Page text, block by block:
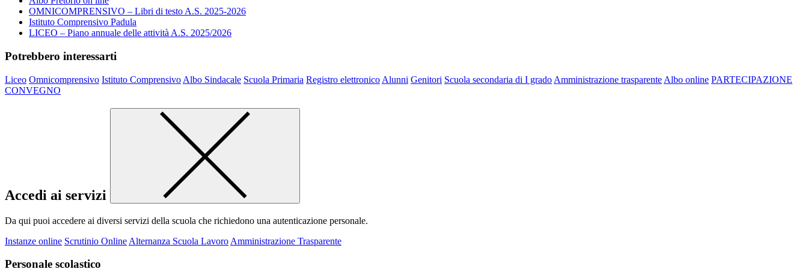
OMNICOMPRENSIVO – Libri di testo A.S. 2025-2026
Istituto Comprensivo Padula
LICEO – Piano annuale delle attività A.S. 2025/2026
Potrebbero interessarti
Liceo Omnicomprensivo Istituto Comprensivo Albo Sindacale Scuola Primaria Registro elettronico Alunni Genitori Scuola secondaria di I grado Amministrazione trasparente Albo online PARTECIPAZIONE
CONVEGNO
Accedi ai servizi
Da qui puoi accedere ai diversi servizi della scuola che richiedono una autenticazione personale.
Instanze online Scrutinio Online Alternanza Scuola Lavoro Amministrazione Trasparente
Personale scolastico